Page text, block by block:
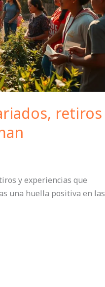
retiros
y experiencias que
una huella positiva en las